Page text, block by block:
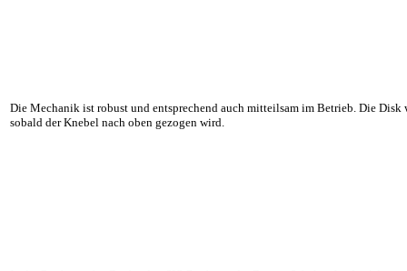
Die Mechanik ist robust und entsprechend auch mitteilsam im Betrieb. Die Disk
sobald der Knebel nach oben gezogen wird.